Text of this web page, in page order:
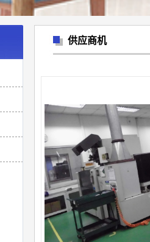
供应商机